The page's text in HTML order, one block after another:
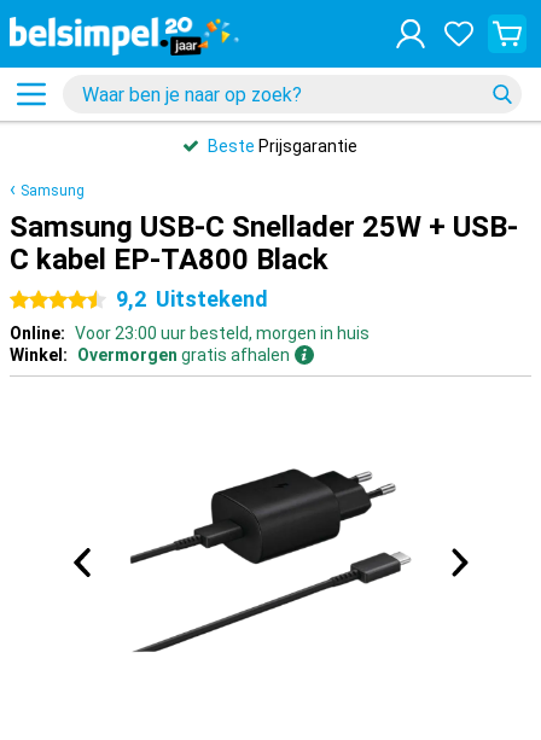
Beste Prijsgarantie
Samsung
Samsung USB-C Snellader 25W + USB-
C kabel EP-TA800 Black
4.5 sterren
9,2 Uitstekend
Online: Voor 23:00 uur besteld, morgen in huis
Winkel:
Overmorgen gratis afhalen